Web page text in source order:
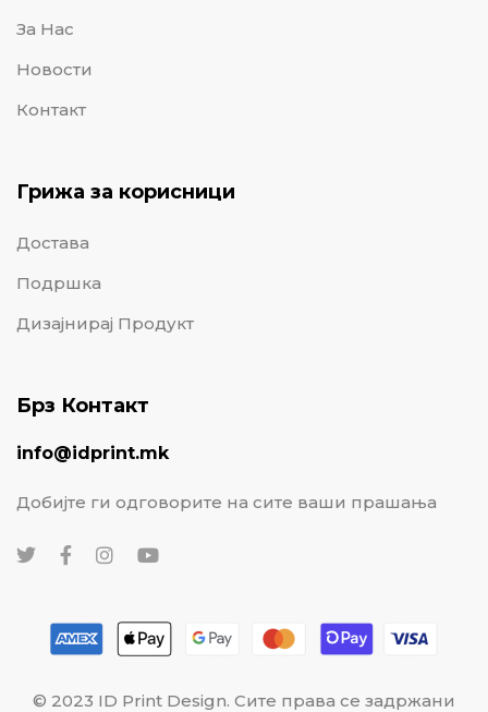
За Нас
Новости
Контакт
Грижа за корисници
Достава
Подршка
Дизајнирај Продукт
Брз Контакт
info@idprint.mk
Добијте ги одговорите на сите ваши прашања
© 2023 ID Print Design. Сите права се задржани